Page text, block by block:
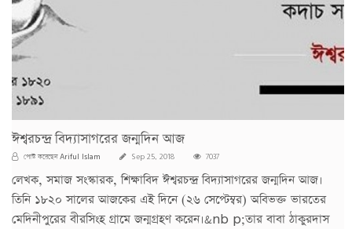
ঈশ্বরচন্দ্র বিদ্যাসাগরের জন্মদিন আজ
পোস্ট করেছেনAriful Islam Sep 25, 2018 7037
লেখক, সমাজ সংস্কারক, শিক্ষাবিদ ঈশ্বরচন্দ্র বিদ্যাসাগরের জন্মদিন আজ।
তিনি ১৮২০ সালের আজকের এই দিনে (২৬ সেপ্টেম্বর) অবিভক্ত ভারতের
মেদিনীপুরের বীরসিংহ গ্রামে জন্মগ্রহণ করেন।&nb p;তার বাবা ঠাকুরদাস